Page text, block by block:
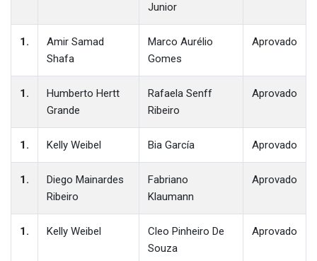
Junior
1.
Amir Samad
Shafa
Marco Aurélio
Gomes
Aprovado
1.
Humberto Hertt
Grande
Rafaela Senff
Ribeiro
Aprovado
1. Kelly Weibel Bia García Aprovado
1.
Diego Mainardes
Ribeiro
Fabriano
Klaumann
Aprovado
1. Kelly Weibel
Cleo Pinheiro De
Souza
Aprovado